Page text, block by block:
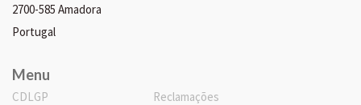
2700-585 Amadora
Portugal
Menu
CDLGP
Reclamações